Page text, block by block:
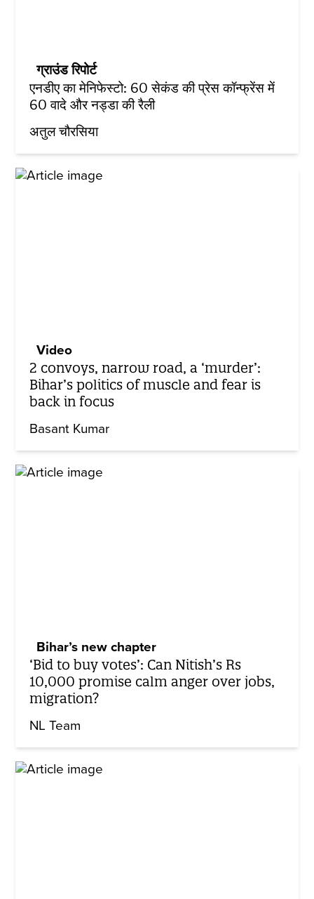
ग्राउंड रिपोर्ट
एनडीए का मेनिफेस्टो: 60 सेकंड की प्रेस कॉन्फ्रेंस में
60 वादे और नड्डा की रैली
अतुल चौरसिया
Video
2 convoys, narrow road, a ‘murder’:
Bihar’s politics of muscle and fear is
back in focus
Basant Kumar
Bihar’s new chapter
‘Bid to buy votes’: Can Nitish’s Rs
10,000 promise calm anger over jobs,
migration?
NL Team